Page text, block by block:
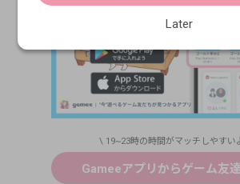
Later
\ 19~23時の時間がマッチしやすい
Gameeアプリからゲーム友